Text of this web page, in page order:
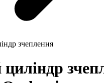
зчеплення